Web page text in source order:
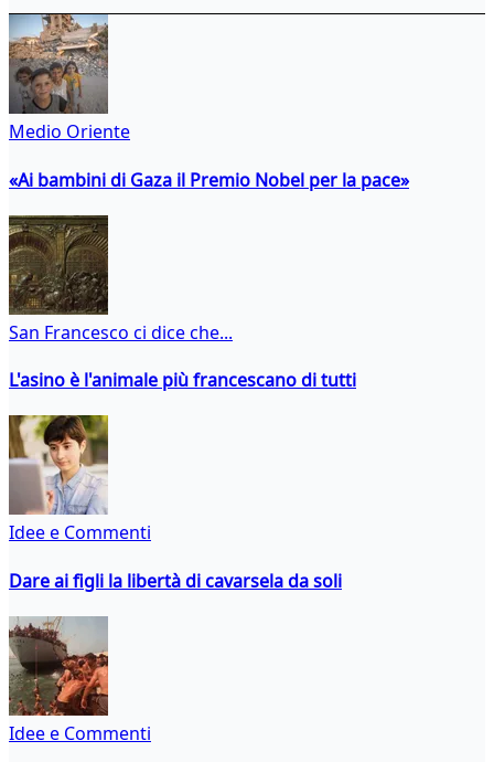
Medio Oriente
«Ai bambini di Gaza il Premio Nobel per la pace»
San Francesco ci dice che...
L'asino è l'animale più francescano di tutti
Idee e Commenti
Dare ai figli la libertà di cavarsela da soli
Idee e Commenti